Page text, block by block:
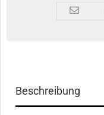
Beschreibung